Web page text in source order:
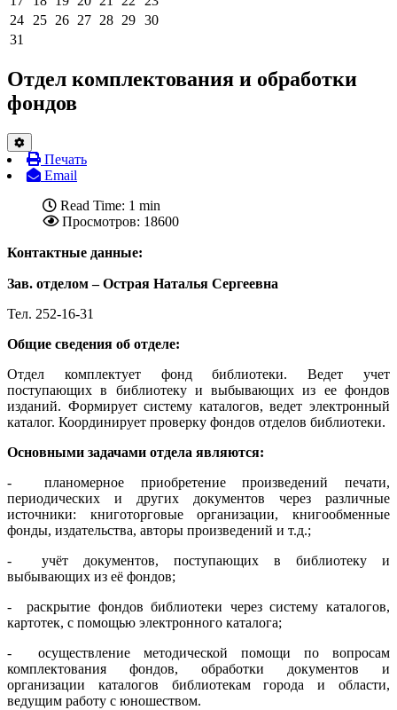
24
25 26 27 28 29 30
31
Отдел комплектования и обработки
фондов
Печать
Email
Read Time: 1 min
Просмотров: 18600
Контактные данные:
Зав. отделом – Острая Наталья Сергеевна
Тел. 252-16-31
Общие сведения об отделе:
Отдел комплектует фонд библиотеки. Ведет учет
поступающих в библиотеку и выбывающих из ее фондов
изданий. Формирует систему каталогов, ведет электронный
каталог. Координирует проверку фондов отделов библиотеки.
Основными задачами отдела являются:
- планомерное приобретение произведений печати,
периодических и других документов через различные
источники: книготорговые организации, книгообменные
фонды, издательства, авторы произведений и т.д.;
- учёт документов, поступающих в библиотеку и
выбывающих из её фондов;
- раскрытие фондов библиотеки через систему каталогов,
картотек, с помощью электронного каталога;
- осуществление методической помощи по вопросам
комплектования фондов, обработки документов и
организации каталогов библиотекам города и области,
ведущим работу с юношеством.